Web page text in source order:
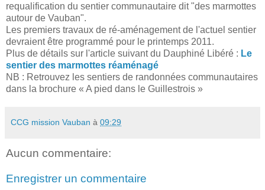
requalification du sentier communautaire dit "des marmottes
autour de Vauban".
Les premiers travaux de ré-aménagement de l'actuel sentier
devraient être programmé pour le printemps 2011.
Plus de détails sur l'article suivant du Dauphiné Libéré : Le
sentier des marmottes réaménagé
NB : Retrouvez les sentiers de randonnées communautaires
dans la brochure « A pied dans le Guillestrois »
CCG mission Vauban à 09:29
Aucun commentaire:
Enregistrer un commentaire